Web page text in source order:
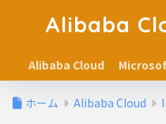
Alibaba
Alibaba Cloud
ホーム Alibaba Cloud